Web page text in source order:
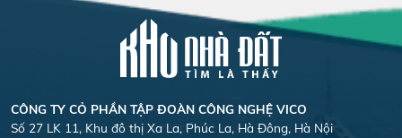
CÔNG TY CỎ PHẦN TẬP ĐOÀN CÔNG NGHỆ VICO
Số 27 LK 11, Khu đô thị Xa La, Phúc La, Hà Đông, Hà Nội